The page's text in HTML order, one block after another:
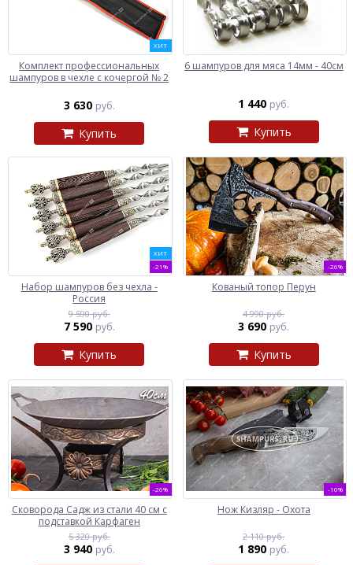
ХИТ
Комплект профессиональных
шампуров в чехле с кочергой № 2
3 630 руб.
Купить
6 шампуров для мяса 14мм - 40см
1 440 руб.
Купить
ХИТ
-21%
Набор шампуров без чехла -
Россия
9 590 руб.
7 590 руб.
Купить
-26%
Кованый топор Перун
4 990 руб.
3 690 руб.
Купить
-26%
Сковорода Садж из стали 40 см с
подставкой Карфаген
5 320 руб.
3 940 руб.
-10%
Нож Кизляр - Охота
2 110 руб.
1 890 руб.